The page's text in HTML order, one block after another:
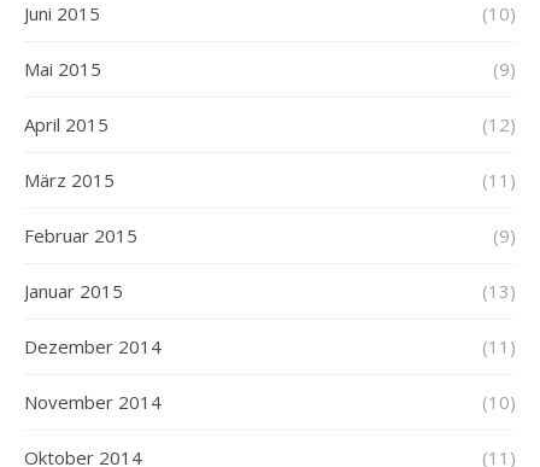
Juni 2015 (10)
Mai 2015 (9)
April 2015 (12)
März 2015 (11)
Februar 2015 (9)
Januar 2015 (13)
Dezember 2014 (11)
November 2014 (10)
Oktober 2014 (11)